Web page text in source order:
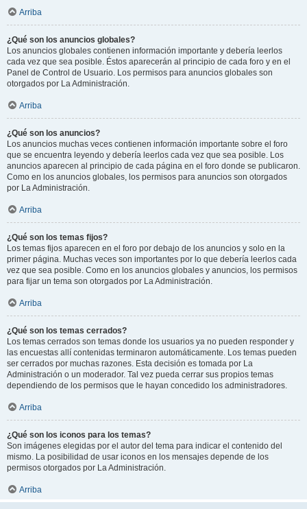
Arriba
¿Qué son los anuncios globales?
Los anuncios globales contienen información importante y debería leerlos
cada vez que sea posible. Éstos aparecerán al principio de cada foro y en el
Panel de Control de Usuario. Los permisos para anuncios globales son
otorgados por La Administración.
Arriba
¿Qué son los anuncios?
Los anuncios muchas veces contienen información importante sobre el foro
que se encuentra leyendo y debería leerlos cada vez que sea posible. Los
anuncios aparecen al principio de cada página en el foro donde se publicaron.
Como en los anuncios globales, los permisos para anuncios son otorgados
por La Administración.
Arriba
¿Qué son los temas fijos?
Los temas fijos aparecen en el foro por debajo de los anuncios y solo en la
primer página. Muchas veces son importantes por lo que debería leerlos cada
vez que sea posible. Como en los anuncios globales y anuncios, los permisos
para fijar un tema son otorgados por La Administración.
Arriba
¿Qué son los temas cerrados?
Los temas cerrados son temas donde los usuarios ya no pueden responder y
las encuestas allí contenidas terminaron automáticamente. Los temas pueden
ser cerrados por muchas razones. Esta decisión es tomada por La
Administración o un moderador. Tal vez pueda cerrar sus propios temas
dependiendo de los permisos que le hayan concedido los administradores.
Arriba
¿Qué son los iconos para los temas?
Son imágenes elegidas por el autor del tema para indicar el contenido del
mismo. La posibilidad de usar iconos en los mensajes depende de los
permisos otorgados por La Administración.
Arriba